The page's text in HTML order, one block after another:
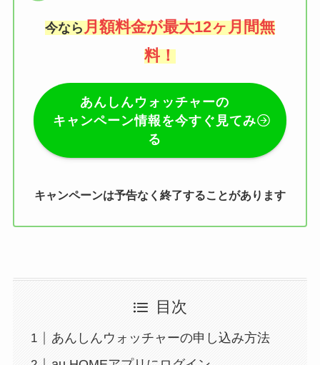
今なら 月額料金が最大12ヶ月間無
料 ！
あんしんウォッチャーの
キャンペーン情報を今すぐ見てみ
る
キャンペーンは予告なく終了することがあります
目次
あんしんウォッチャーの申し込み方法